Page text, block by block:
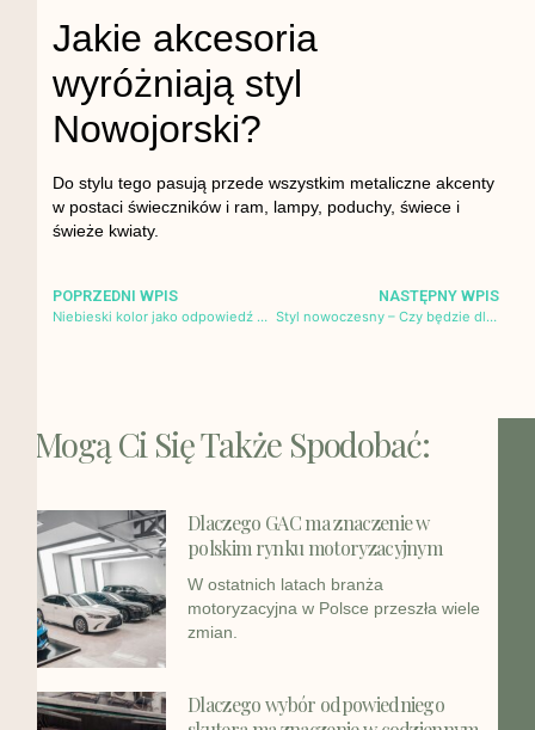
Jakie akcesoria
wyróżniają styl
Nowojorski?
Do stylu tego pasują przede wszystkim metaliczne akcenty
w postaci świeczników i ram, lampy, poduchy, świece i
świeże kwiaty.
POPRZEDNI WPIS
Niebieski kolor jako odpowiedź na białe ściany
NASTĘPNY WPIS
Styl nowoczesny – Czy będzie dla Ciebie najlepszy?
Mogą Ci Się Także Spodobać:
Dlaczego GAC ma znaczenie w
polskim rynku motoryzacyjnym
W ostatnich latach branża
motoryzacyjna w Polsce przeszła wiele
zmian.
Dlaczego wybór odpowiedniego